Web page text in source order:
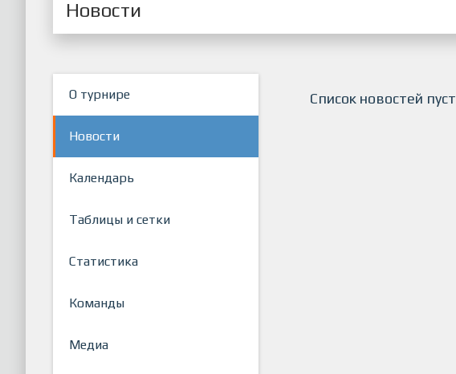
Новости
О турнире
Новости
Календарь
Таблицы и сетки
Статистика
Команды
Медиа
Список новостей пуст